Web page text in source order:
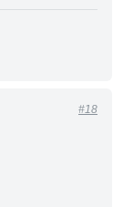
#18